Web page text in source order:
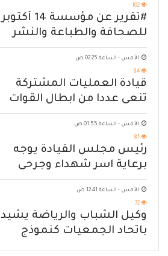
102
#تقرير عن مؤسسة 14 أكتوبر
للصحافة والطباعة والنشر
الأمس - الساعة 02:25 ص
84
قيادة العمليات المشتركة
تنعى عددا من ابطال القوات
المسلحة
الأمس - الساعة 01:55 ص
81
رئيس مجلس القيادة يوجه
برعاية اسر شهداء وجرحى
الهجوم الإرهابي الحوثي والرد
الحازم على مصدر التهديد
الأمس - الساعة 12:41 ص
72
وكيل الشباب والرياضة يشيد
باتحاد الجمعيات كنموذج